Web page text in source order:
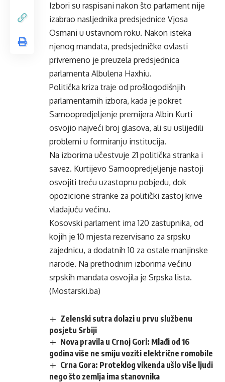
Izbori su raspisani nakon što parlament nije
izabrao nasljednika predsjednice Vjosa
Osmani u ustavnom roku. Nakon isteka
njenog mandata, predsjedničke ovlasti
privremeno je preuzela predsjednica
parlamenta Albulena Haxhiu.
Politička kriza traje od prošlogodišnjih
parlamentarnih izbora, kada je pokret
Samoopredjeljenje premijera Albin Kurti
osvojio najveći broj glasova, ali su uslijedili
problemi u formiranju institucija.
Na izborima učestvuje 21 politička stranka i
savez. Kurtijevo Samoopredjeljenje nastoji
osvojiti treću uzastopnu pobjedu, dok
opozicione stranke za politički zastoj krive
vladajuću većinu.
Kosovski parlament ima 120 zastupnika, od
kojih je 10 mjesta rezervisano za srpsku
zajednicu, a dodatnih 10 za ostale manjinske
narode. Na prethodnim izborima većinu
srpskih mandata osvojila je Srpska lista.
(Mostarski.ba)
Zelenski sutra dolazi u prvu službenu
posjetu Srbiji
Nova pravila u Crnoj Gori: Mlađi od 16
godina više ne smiju voziti električne romobile
Crna Gora: Proteklog vikenda ušlo više ljudi
nego što zemlja ima stanovnika